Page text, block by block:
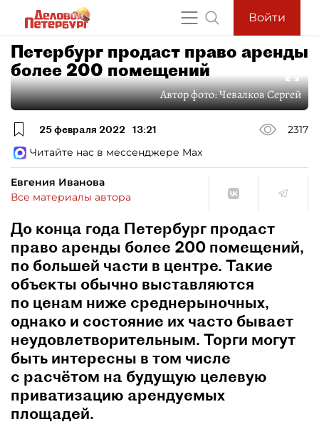
Войти
Петербург продаст право аренды
более 200 помещений
Автор фото:Чевалков Сергей
25 февраля 2022 13:21
2317
Читайте нас в мессенджере Max
Евгения Иванова
Все материалы автора
До конца года Петербург продаст
право аренды более 200 помещений,
по большей части в центре. Такие
объекты обычно выставляются
по ценам ниже среднерыночных,
однако и состояние их часто бывает
неудовлетворительным. Торги могут
быть интересны в том числе
с расчётом на будущую целевую
приватизацию арендуемых
площадей.